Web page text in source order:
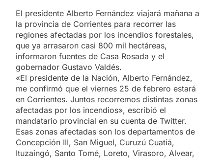
El presidente Alberto Fernández viajará mañana a
la provincia de Corrientes para recorrer las
regiones afectadas por los incendios forestales,
que ya arrasaron casi 800 mil hectáreas,
informaron fuentes de Casa Rosada y el
gobernador Gustavo Valdés.
«El presidente de la Nación, Alberto Fernández,
me confirmó que el viernes 25 de febrero estará
en Corrientes. Juntos recorremos distintas zonas
afectadas por los incendios», escribió el
mandatario provincial en su cuenta de Twitter.
Esas zonas afectadas son los departamentos de
Concepción III, San Miguel, Curuzú Cuatiá,
Ituzaingó, Santo Tomé, Loreto, Virasoro, Alvear,